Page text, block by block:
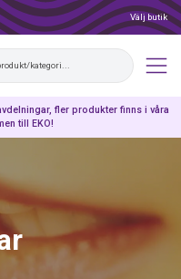
Välj butik
fler produkter finns i våra
till EKO!